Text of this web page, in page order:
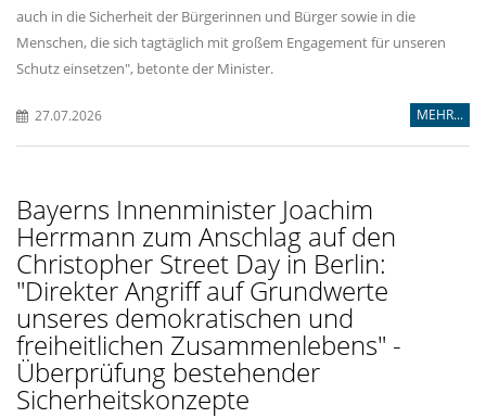
auch in die Sicherheit der Bürgerinnen und Bürger sowie in die
Menschen, die sich tagtäglich mit großem Engagement für unseren
Schutz einsetzen", betonte der Minister.
27.07.2026 MEHR...
Bayerns Innenminister Joachim
Herrmann zum Anschlag auf den
Christopher Street Day in Berlin:
"Direkter Angriff auf Grundwerte
unseres demokratischen und
freiheitlichen Zusammenlebens" -
Überprüfung bestehender
Sicherheitskonzepte